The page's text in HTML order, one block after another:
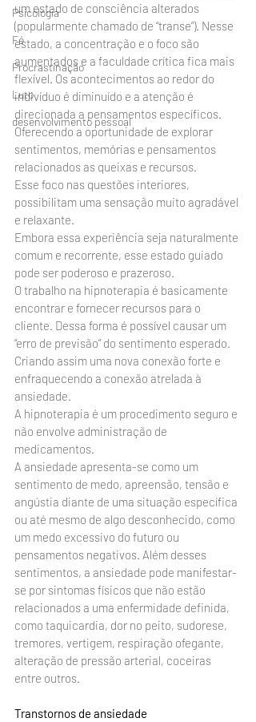
Psicologia
Fé
Procrastinação
Luto
desenvolvimento pessoal
um estado de consciência alterados
(popularmente chamado de “transe”). Nesse
estado, a concentração e o foco são
aumentados e a faculdade crítica fica mais
flexível. Os acontecimentos ao redor do
indivíduo é diminuído e a atenção é
direcionada a pensamentos específicos.
Oferecendo a oportunidade de explorar
sentimentos, memórias e pensamentos
relacionados as queixas e recursos.
Esse foco nas questões interiores,
possibilitam uma sensação muito agradável
e relaxante.
Embora essa experiência seja naturalmente
comum e recorrente, esse estado guiado
pode ser poderoso e prazeroso.
O trabalho na hipnoterapia é basicamente
encontrar e fornecer recursos para o
cliente. Dessa forma é possível causar um
“erro de previsão” do sentimento esperado.
Criando assim uma nova conexão forte e
enfraquecendo a conexão atrelada à
ansiedade.
A hipnoterapia é um procedimento seguro e
não envolve administração de
medicamentos.
A ansiedade apresenta-se como um
sentimento de medo, apreensão, tensão e
angústia diante de uma situação específica
ou até mesmo de algo desconhecido, como
um medo excessivo do futuro ou
pensamentos negativos. Além desses
sentimentos, a ansiedade pode manifestar-
se por sintomas físicos que não estão
relacionados a uma enfermidade definida,
como taquicardia, dor no peito, sudorese,
tremores, vertigem, respiração ofegante,
alteração de pressão arterial, coceiras
entre outros.
Transtornos de ansiedade